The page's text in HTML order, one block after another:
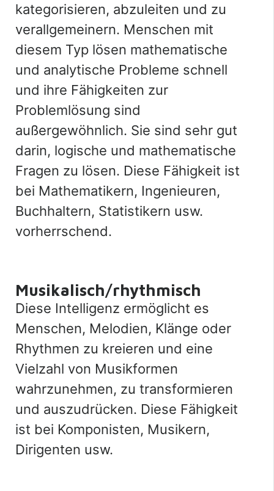
kategorisieren, abzuleiten und zu
verallgemeinern. Menschen mit
diesem Typ lösen mathematische
und analytische Probleme schnell
und ihre Fähigkeiten zur
Problemlösung sind
außergewöhnlich. Sie sind sehr gut
darin, logische und mathematische
Fragen zu lösen. Diese Fähigkeit ist
bei Mathematikern, Ingenieuren,
Buchhaltern, Statistikern usw.
vorherrschend.
Musikalisch/rhythmisch
Diese Intelligenz ermöglicht es
Menschen, Melodien, Klänge oder
Rhythmen zu kreieren und eine
Vielzahl von Musikformen
wahrzunehmen, zu transformieren
und auszudrücken. Diese Fähigkeit
ist bei Komponisten, Musikern,
Dirigenten usw.